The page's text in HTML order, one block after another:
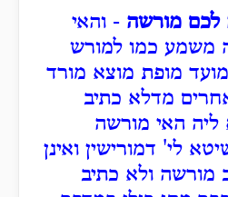
לכם מורשה - והאי
משמע כמו למורש
מופת מוצא מורד
מדלא כתיב
ליה האי מורשה
לי' דמורישין ואינן
מורשה ולא כתיב